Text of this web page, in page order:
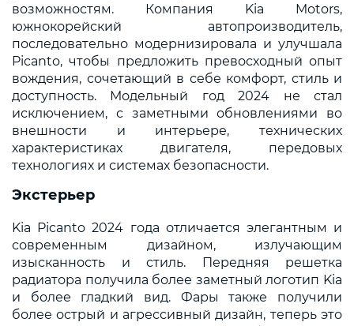
возможностям. Компания Kia Motors,
южнокорейский автопроизводитель,
последовательно модернизировала и улучшала
Picanto, чтобы предложить превосходный опыт
вождения, сочетающий в себе комфорт, стиль и
доступность. Модельный год 2024 не стал
исключением, с заметными обновлениями во
внешности и интерьере, технических
характеристиках двигателя, передовых
технологиях и системах безопасности.
Экстерьер
Kia Picanto 2024 года отличается элегантным и
современным дизайном, излучающим
изысканность и стиль. Передняя решетка
радиатора получила более заметный логотип Kia
и более гладкий вид. Фары также получили
более острый и агрессивный дизайн, теперь это